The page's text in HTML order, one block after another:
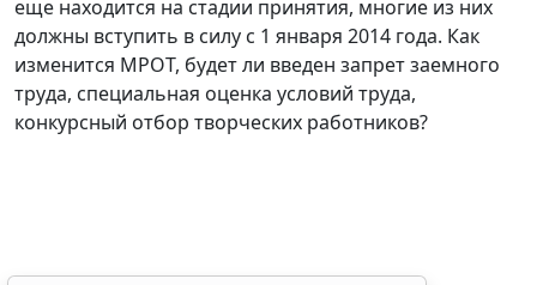
еще находится на стадии принятия, многие из них
должны вступить в силу с 1 января 2014 года. Как
изменится МРОТ, будет ли введен запрет заемного
труда, специальная оценка условий труда,
конкурсный отбор творческих работников?